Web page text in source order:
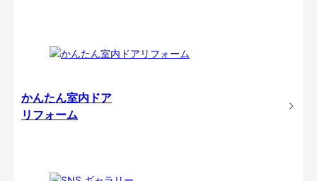
かんたん室内ドア
リフォーム